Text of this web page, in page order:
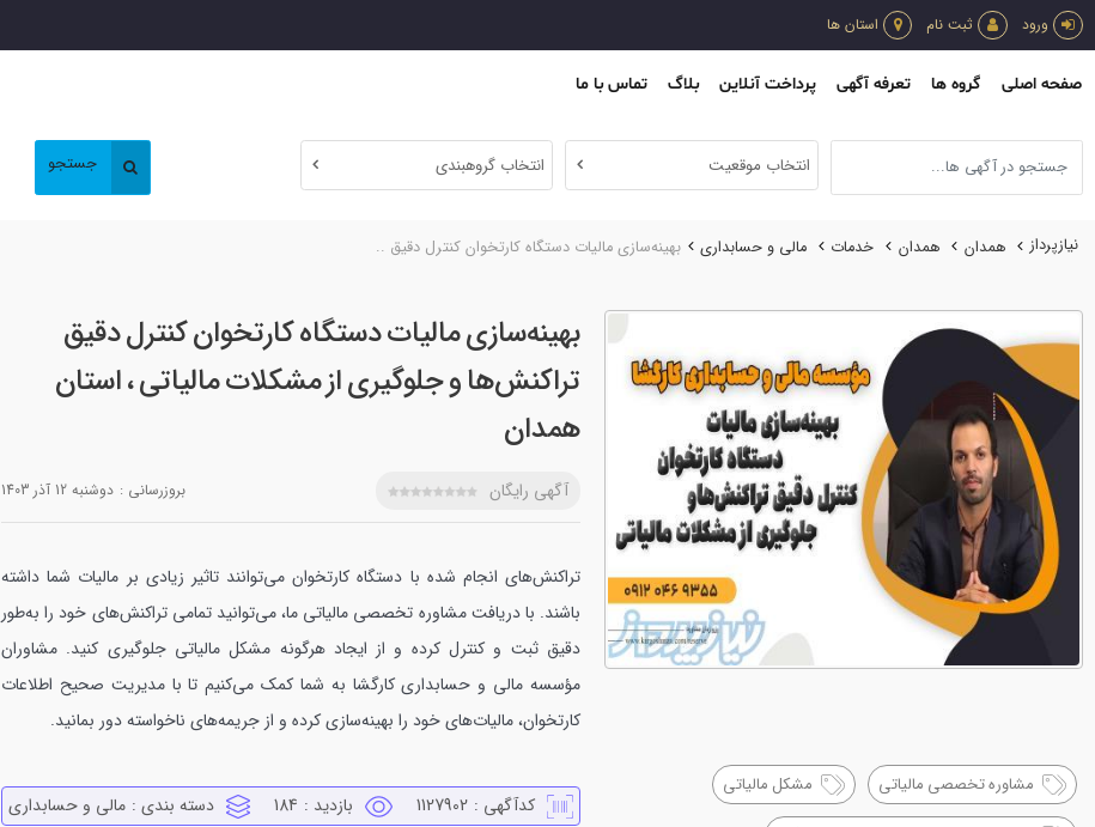
ورود ثبت نام استان ها
صفحه اصلی گروه ها تعرفه آگهی پرداخت آنلاین بلاگ تماس با ما
انتخاب موقعیت انتخاب گروهبندی جستجو
نیازپرداز همدان همدان خدمات مالي و حسابداري بهینه‌سازی مالیات دستگاه کارتخوان کنترل دقیق ..
مشاوره تخصصی مالیاتی مشکل مالیاتی
بهینه‌سازی مالیات دستگاه کارتخوان کنترل دقیق
تراکنش‌ها و جلوگیری از مشکلات مالیاتی ، استان
همدان
آگهی رایگان بروزرسانی : دوشنبه 12 آذر 1403
تراکنش‌های انجام شده با دستگاه کارتخوان می‌توانند تاثیر زیادی بر مالیات شما داشته
باشند. با دریافت مشاوره تخصصی مالیاتی ما، می‌توانید تمامی تراکنش‌های خود را به‌طور
دقیق ثبت و کنترل کرده و از ایجاد هرگونه مشکل مالیاتی جلوگیری کنید. مشاوران
مؤسسه مالی و حسابداری کارگشا به شما کمک می‌کنیم تا با مدیریت صحیح اطلاعات
کارتخوان، مالیات‌های خود را بهینه‌سازی کرده و از جریمه‌های ناخواسته دور بمانید.
کدآگهی : 1127902 بازدید : 184 دسته بندی : مالي و حسابداري